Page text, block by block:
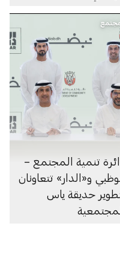
تنمية المجتمع –
و«الدار» تتعاونان
حديقة ياس